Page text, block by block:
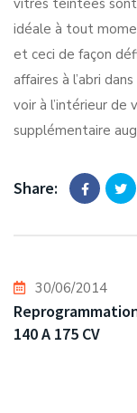
vitres teintées
idéale à tout
et ceci de façon
affaires à l’abri
voir à l’intérieur
supplémentaire
Share:
30/06/2014
Reprogrammation
140 A 175 CV